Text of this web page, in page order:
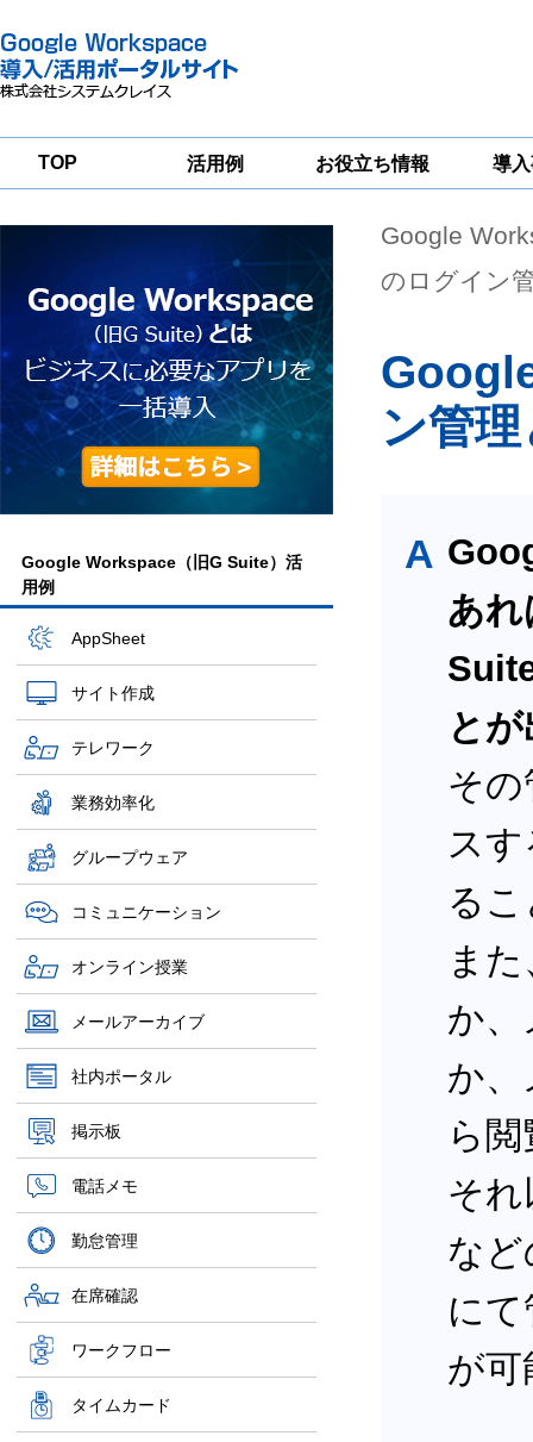
TOP 活用例 お役立ち情報
一
導
グループウェア
移行支援
Google
Workspace
セキュリティ
対策サービス
Google Workspace（旧G Suite）活
用例
AppSheet
サイト作成
テレワーク
業務効率化
グループウェア
コミュニケーション
オンライン授業
メールアーカイブ
社内ポータル
掲示板
電話メモ
勤怠管理
在席確認
ワークフロー
タイムカード
Google
のログイン
ン管
A
あ
と
そ
ス
る
ま
か、
か、
ら
そ
な
に
が可